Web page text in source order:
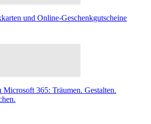
und Online-Geschenkgutscheine
Microsoft 365: Träumen. Gestalten.